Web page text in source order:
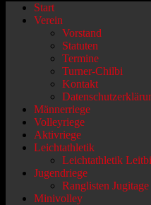
Primäres
Menü
Zum
Inhalt
Start
Verein
Vorstand
Statuten
Termine
Turner-Chilbi
Kontakt
Männerriege
Volleyriege
Aktivriege
Leichtathletik
Leichtathletik
Jugendriege
Ranglisten Jugitage
Minivolley